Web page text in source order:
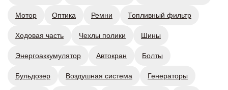
Мотор Оптика Ремни Топливный фильтр
Ходовая часть Чехлы полики Шины
Энергоаккумулятор Автокран Болты
Бульдозер Воздушная система Генераторы